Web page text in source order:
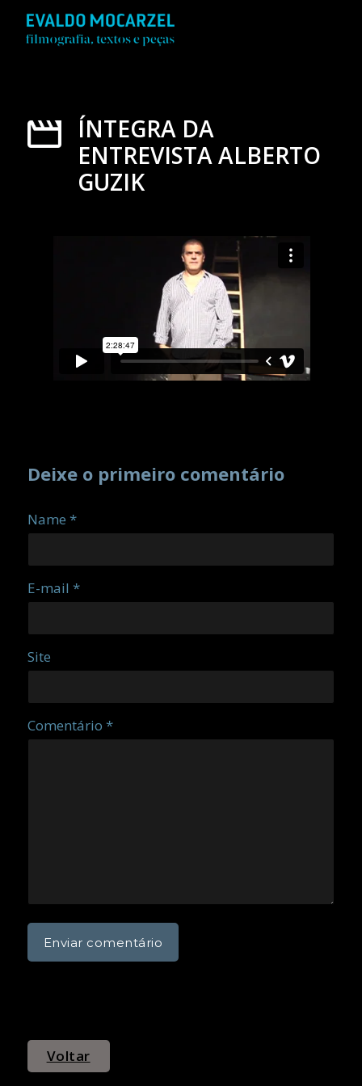
ÍNTEGRA DA
ENTREVISTA ALBERTO
GUZIK
Deixe o primeiro comentário
Name *
E-mail *
Site
Comentário *
Voltar